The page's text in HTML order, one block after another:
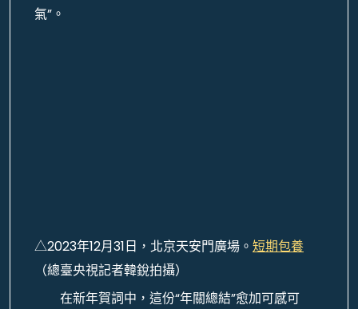
氣”。
△2023年12月31日，北京天安門廣場。 短期包養
（總臺央視記者韓銳拍攝）
在新年賀詞中，這份“年關總結”愈加可感可